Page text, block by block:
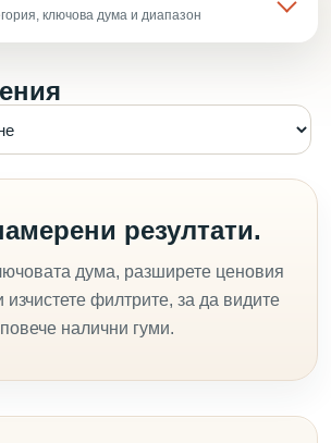
ключова дума и диапазон
резултати.
дума, разширете ценовия
изчистете филтрите, за да видите
повече налични гуми.